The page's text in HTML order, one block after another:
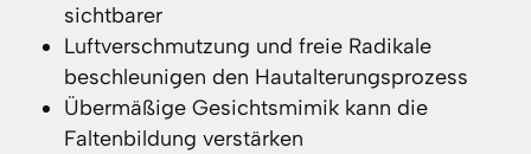
sichtbarer
Luftverschmutzung und freie Radikale
beschleunigen den Hautalterungsprozess
Übermäßige Gesichtsmimik kann die
Faltenbildung verstärken